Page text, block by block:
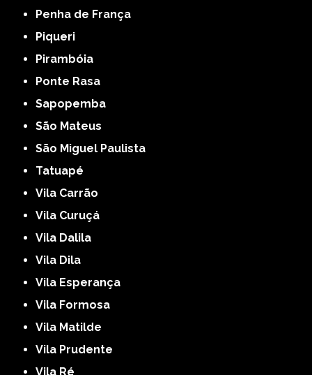
Penha de França
Piqueri
Pirambóia
Ponte Rasa
Sapopemba
São Mateus
São Miguel Paulista
Tatuapé
Vila Carrão
Vila Curuçá
Vila Dalila
Vila Dila
Vila Esperança
Vila Formosa
Vila Matilde
Vila Prudente
Vila Ré